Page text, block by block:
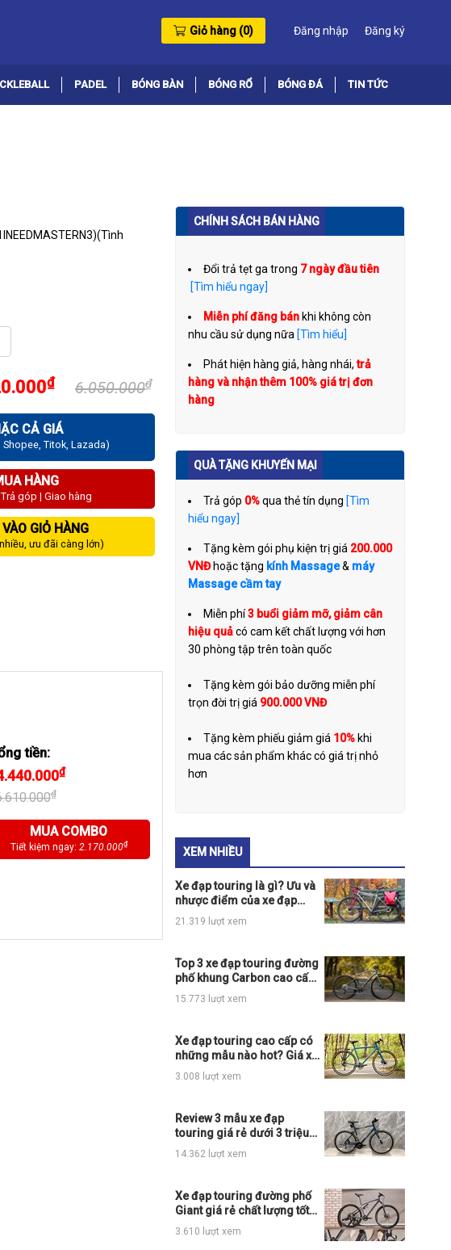
Giỏ hàng (0) Đăng nhập Đăng ký
PADEL BÓNG BÀN BÓNG RỔ BÓNG ĐÁ TIN TỨC
(Tình
₫ 6.050.000₫
CẢ GIÁ
Shopee, Titok, Lazada)
HÀNG
góp | Giao hàng
GIỎ HÀNG
ưu đãi càng lớn)
tiền:
₫
₫
MUA COMBO
Tiết kiệm ngay: 2.170.000₫
CHÍNH SÁCH BÁN HÀNG
Đổi trả tẹt ga trong 7 ngày đầu tiên
[Tìm hiểu ngay]
Miễn phí đăng bán khi không còn
nhu cầu sử dụng nữa [Tìm hiểu]
Phát hiện hàng giả, hàng nhái,trả
hàng và nhận thêm 100% giá trị đơn
hàng
QUÀ TẶNG KHUYẾN MẠI
Trả góp 0%qua thẻ tín dụng [Tìm
hiểu ngay]
Tặng kèm gói phụ kiện trị giá 200.000
VNĐ hoặc tặng kính Massage& máy
Massage cầm tay
Miễn phí3 buổi giảm mỡ, giảm cân
hiệu quảcó cam kết chất lượng với hơn
30 phòng tập trên toàn quốc
Tặng kèm gói bảo dưỡng miễn phí
trọn đời trị giá 900.000 VNĐ
Tặng kèm phiếu giảm giá 10% khi
mua các sản phẩm khác có giá trị nhỏ
hơn
XEM NHIỀU
Xe đạp touring là gì? Ưu và
nhược điểm của xe đạp
touring
21.319 lượt xem
Top 3 xe đạp touring đường
phố khung Carbon cao cấp
giá rẻ hot nhất thị trường
15.773 lượt xem
Xe đạp touring cao cấp có
những mẫu nào hot? Giá xe
đạp touring cao cấp ra
3.008 lượt xem
Review 3 mẫu xe đạp
touring giá rẻ dưới 3 triệu
OK cho anh em
14.362 lượt xem
Xe đạp touring đường phố
Giant giá rẻ chất lượng tốt
mua ngay nếu có ý định
3.610 lượt xem